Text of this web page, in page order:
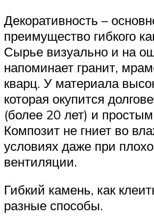
Декоративность –
преимущество гибкого
Сырье визуально и на
напоминает гранит,
кварц. У материала
которая окупится
(более 20 лет) и
Композит не гниет во
условиях даже при
вентиляции.
Гибкий камень, как
разные способы.